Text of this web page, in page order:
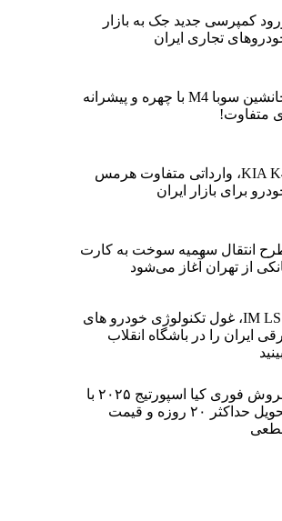
کمپرسی جدید جک به بازار
تجاری ایران
جانشین سوبا M4 با چهره و پیشرانه
متفاوت!
KIA K4، وارداتی متفاوت هرمس
برای بازار ایران
انتقال سهمیه سوخت به کارت
از تهران آغاز می‌شود
IM LS7، غول تکنولوژی خودرو های
ایران را در باشگاه انقلاب
فروش فوری کیا اسپورتیج ۲۰۲۵ با
تحویل حداکثر ۲۰ روزه و قیمت